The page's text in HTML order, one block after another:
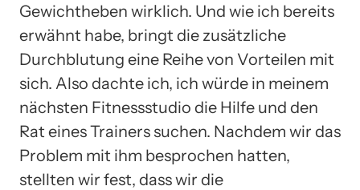
Gewichtheben wirklich. Und wie ich bereits
erwähnt habe, bringt die zusätzliche
Durchblutung eine Reihe von Vorteilen mit
sich. Also dachte ich, ich würde in meinem
nächsten Fitnessstudio die Hilfe und den
Rat eines Trainers suchen. Nachdem wir das
Problem mit ihm besprochen hatten,
stellten wir fest, dass wir die